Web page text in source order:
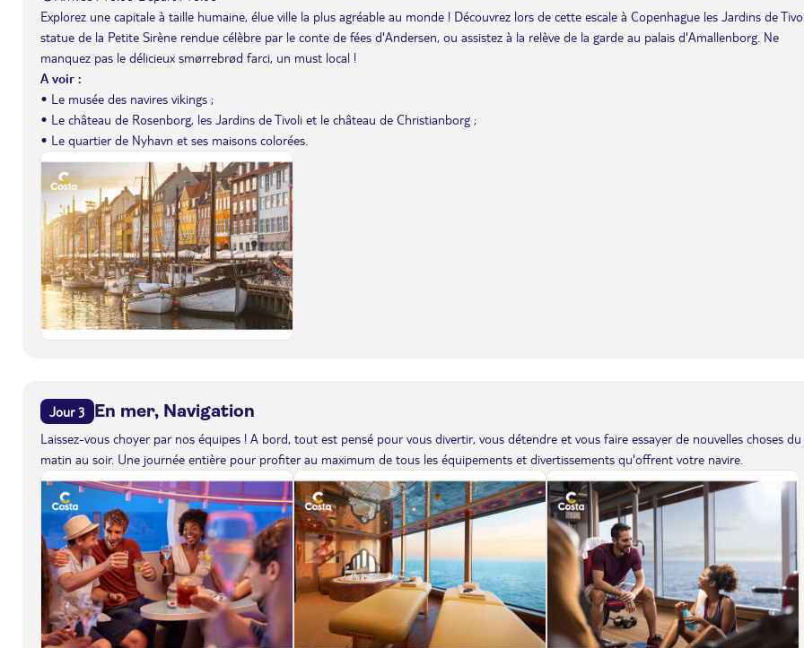
Explorez une capitale à taille humaine, élue ville la plus agréable au monde ! Découvrez lors de cette escale à Copenhague les Jardins de
statue de la Petite Sirène rendue célèbre par le conte de fées d'Andersen, ou assistez à la relève de la garde au palais d'Amallenborg. Ne
manquez pas le délicieux smørrebrød farci, un must local !
A voir :
• Le musée des navires vikings ;
• Le château de Rosenborg, les Jardins de Tivoli et le château de Christianborg ;
• Le quartier de Nyhavn et ses maisons colorées.
Jour 3 En mer, Navigation
Laissez-vous choyer par nos équipes ! A bord, tout est pensé pour vous divertir, vous détendre et vous faire essayer de nouvelles choses du
matin au soir. Une journée entière pour profiter au maximum de tous les équipements et divertissements qu'offrent votre navire.